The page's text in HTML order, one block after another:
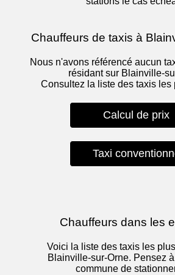
Chauffeurs de taxis à
Nous n'avons référencé aucun
résidant sur Blainville-
Consultez la liste des taxis les
Calcul de prix
Taxi
Chauffeurs dans les
Voici la liste des taxis les
Blainville-sur-Orne. Pensez
commune de